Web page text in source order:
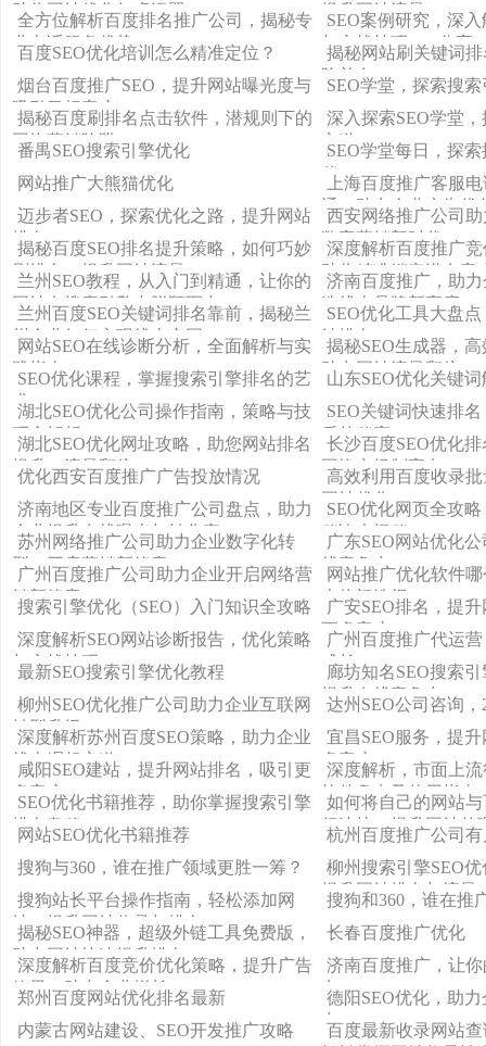
助你网站优化如虎添翼
提升网站流量
全方位解析百度排名推广公司，揭秘专
业电话服务优势
SEO案例研究，深
与实战技巧PPT分享
百度SEO优化培训怎么精准定位？
揭秘网站刷关键词
险并存
烟台百度推广SEO，提升网站曝光度与
吸引目标客户
SEO学堂，探索搜
揭秘百度刷排名点击软件，潜规则下的
网络营销陷阱
深入探索SEO学堂
之道
番禺SEO搜索引擎优化
SEO学堂每日，探
秘
网站推广大熊猫优化
上海百度推广客服
通，助力企业广告优
迈步者SEO，探索优化之路，提升网站
排名
西安网络推广公司
数字营销新时代
揭秘百度SEO排名提升策略，如何巧妙
刷排名，提升网站流量
深度解析百度推广
助你精准锁定潜在客
兰州SEO教程，从入门到精通，让你的
网站在搜索引擎中脱颖而出
济南百度推广，助
造线上品牌新高度
兰州百度SEO关键词排名靠前，揭秘兰
州企业如何实现线上突围
SEO优化工具大盘
站排名
网站SEO在线诊断分析，全面解析与实
践指南
揭秘SEO生成器，
助力网站流量翻倍！
SEO优化课程，掌握搜索引擎排名的艺
术
山东SEO优化关键词
湖北SEO优化公司操作指南，策略与技
巧全解析
SEO关键词快速排
后的秘密
湖北SEO优化网址攻略，助您网站排名
提升，流量翻倍！
长沙百度SEO优化
网络市场制高点
优化西安百度推广广告投放情况
高效利用百度收录
网站优化
济南地区专业百度推广公司盘点，助力
企业提升在线曝光与转化率
SEO优化网页全攻
秘诀大揭秘
苏州网络推广公司助力企业数字化转
型，开启营销新篇章
广东SEO网站优化
线竞争力
广州百度推广公司助力企业开启网络营
销新篇章
网站推广优化软件
大热门选择
搜索引擎优化（SEO）入门知识全攻略
广安SEO排名，提
更多客户
深度解析SEO网站诊断报告，优化策略
与实战技巧
广州百度推广代运
成长！
最新SEO搜索引擎优化教程
廊坊知名SEO搜索
提升在线竞争力
柳州SEO优化推广公司助力企业互联网
转型升级
达州SEO公司咨询，
深度解析苏州百度SEO策略，助力企业
线上崛起之道
宜昌SEO服务，提
多客户
咸阳SEO建站，提升网站排名，吸引更
多客户
深度解析，市面上
软件盘点及使用指南
SEO优化书籍推荐，助你掌握搜索引擎
排名奥秘
如何将自己的网站
行连接，提升网站的
众多站长和SEOer们
我们将为大家介绍如
词添加到自己的网站
网站SEO优化书籍推荐
杭州百度推广公司
搜狗与360，谁在推广领域更胜一筹？
柳州搜索引擎SEO
提升网站排名与流量
搜狗站长平台操作指南，轻松添加网
站，提升网站收录与排名
搜狗和360，谁在推
揭秘SEO神器，超级外链工具免费版，
助力网站快速提升排名！
长春百度推广优化
深度解析百度竞价优化策略，提升广告
效果，助力企业增长
济南百度推广，让
力！
郑州百度网站优化排名最新
德阳SEO优化，助
力
内蒙古网站建设、SEO开发推广攻略
百度最新收录网站